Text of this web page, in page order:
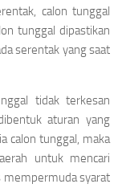
calon tunggal
tunggal dipastikan
serentak yang saat
tidak terkesan
aturan yang
calon tunggal, maka
untuk mencari
mempermuda syarat